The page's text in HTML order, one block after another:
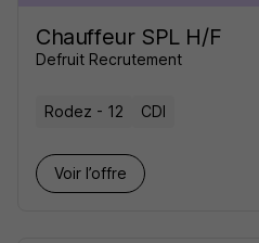
Chauffeur SPL H/F
Defruit Recrutement
Rodez - 12 CDI
Voir l’offre